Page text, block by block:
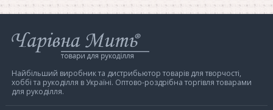
Інтернет-
магазин
Мить
Найбільший виробник та дистрибьютор товарів для творчості,
хоббі та рукоділля в Україні. Оптово-роздрібна торгівля товарами
для рукоділля.